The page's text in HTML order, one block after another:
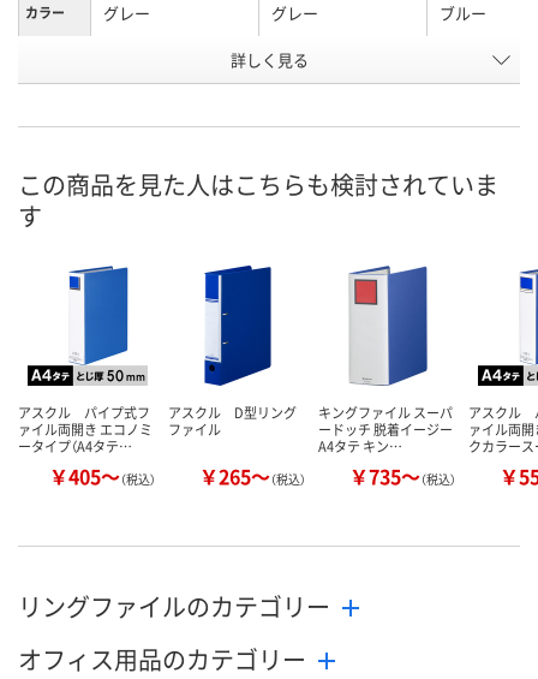
カラー グレー グレー ブルー
011283
8月7日（金）
カゴへ カゴへ カ
詳しく見る
この商品を見た人はこちらも検討されていま
す
アスクル パイプ式フ
ァイル両開き エコノミ
ータイプ（A4タテ…
￥405～（税込）
アスクル D型リング
ファイル
￥265～（税込）
キングファイル スーパ
ードッチ 脱着イージー
A4タテ キン…
￥735～（税込）
アスクル
ァイル両
クカラー
￥
リングファイルのカテゴリー
オフィス用品のカテゴリー